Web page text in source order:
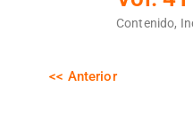
Contenido,
<< Anterior